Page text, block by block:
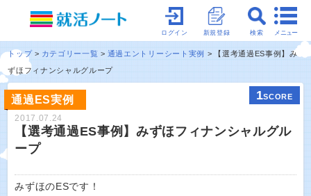
メニュー
検索
新規登録
ログイン
トップ カテゴリー一覧 通過エントリーシート実例
【選考通過ES事例】み
ずほフィナンシャルグループ
通過ES実例 1SCORE
2017.07.24
【選考通過ES事例】みずほフィナンシャルグル
ープ
みずほのESです！